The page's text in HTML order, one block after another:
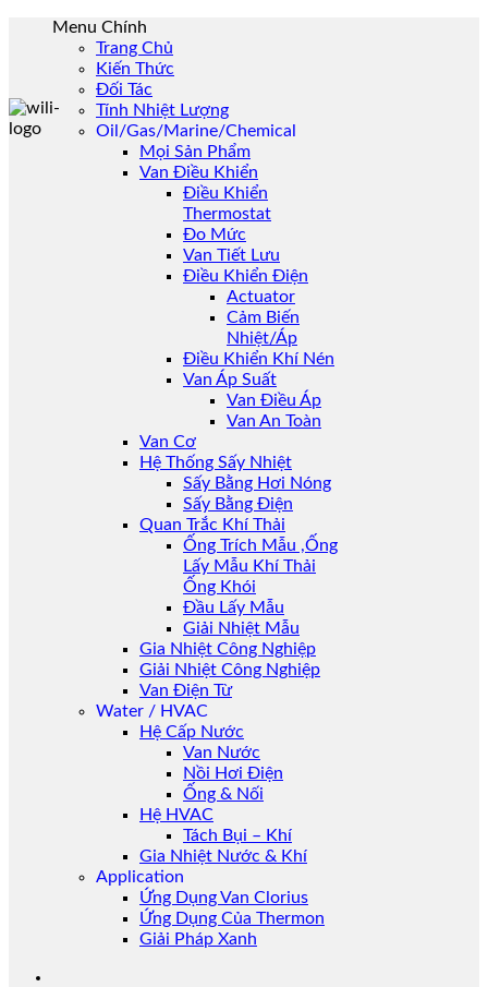
Menu Chính
Trang Chủ
Kiến Thức
Đối Tác
Tính Nhiệt Lượng
Oil/Gas/Marine/Chemical
Mọi Sản Phẩm
Van Điều Khiển
Điều Khiển
Thermostat
Đo Mức
Van Tiết Lưu
Điều Khiển Điện
Actuator
Cảm Biến
Nhiệt/Áp
Điều Khiển Khí Nén
Van Áp Suất
Van Điều Áp
Van An Toàn
Van Cơ
Hệ Thống Sấy Nhiệt
Sấy Bằng Hơi Nóng
Sấy Bằng Điện
Quan Trắc Khí Thải
Ống Trích Mẫu ,Ống
Lấy Mẫu Khí Thải
Ống Khói
Đầu Lấy Mẫu
Giải Nhiệt Mẫu
Gia Nhiệt Công Nghiệp
Giải Nhiệt Công Nghiệp
Van Điện Từ
Water / HVAC
Hệ Cấp Nước
Van Nước
Nồi Hơi Điện
Ống & Nối
Hệ HVAC
Tách Bụi – Khí
Gia Nhiệt Nước & Khí
Application
Ứng Dụng Van Clorius
Ứng Dụng Của Thermon
Giải Pháp Xanh